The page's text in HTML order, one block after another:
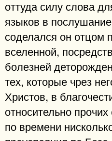
оттуда силу слова
языков в
соделался он отцом
вселенной,
болезней
тех, которые чрез
Христов, в
относительно
по времени